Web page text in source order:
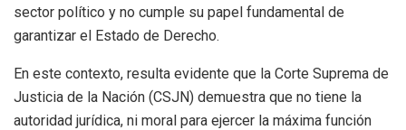
sector político y no cumple su papel fundamental de
garantizar el Estado de Derecho.
En este contexto, resulta evidente que la Corte Suprema de
Justicia de la Nación (CSJN) demuestra que no tiene la
autoridad jurídica, ni moral para ejercer la máxima función